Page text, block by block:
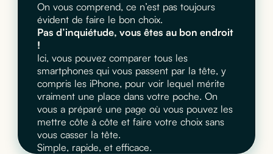
On vous comprend, ce n’est pas toujours
évident de faire le bon choix.
Pas d’inquiétude, vous êtes au bon endroit
!
Ici, vous pouvez comparer tous les
smartphones qui vous passent par la tête, y
compris les iPhone, pour voir lequel mérite
vraiment une place dans votre poche. On
vous a préparé une page où vous pouvez les
mettre côte à côte et faire votre choix sans
vous casser la tête.
Simple, rapide, et efficace.